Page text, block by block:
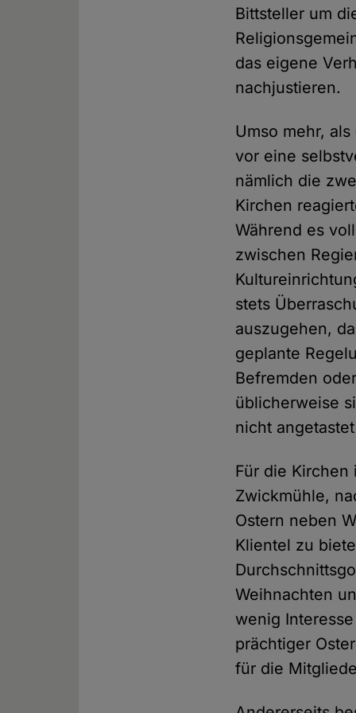
Bittsteller um
das eigene
nachjustieren.
Umso mehr,
vor eine
nämlich die
Kirchen
Während es
zwischen
stets
auszugehen,
geplante
Befremden
üblicherweise
nicht
Für die
Zwickmühle,
Ostern neben
Klientel zu
Weihnachten
wenig
prächtiger
für die